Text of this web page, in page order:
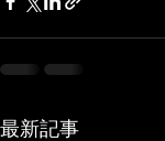
最新記事